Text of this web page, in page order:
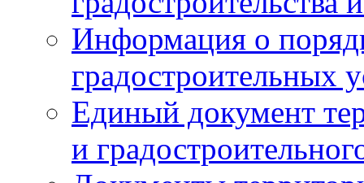
Информация о
градостроительных
Единый документ
и